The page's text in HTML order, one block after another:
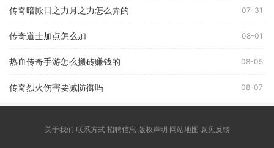
传奇暗殿日之力月之力怎么弄的 07-31
传奇道士加点怎么加 08-01
热血传奇手游怎么搬砖赚钱的 08-05
传奇烈火伤害要减防御吗 08-07
关于我们 联系方式 招聘信息 版权声明 网站地图 意见反馈